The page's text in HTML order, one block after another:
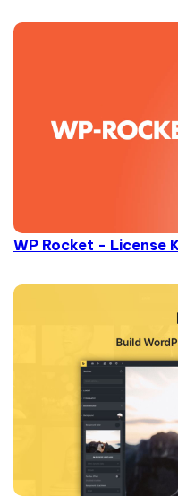
WP Rocket - License